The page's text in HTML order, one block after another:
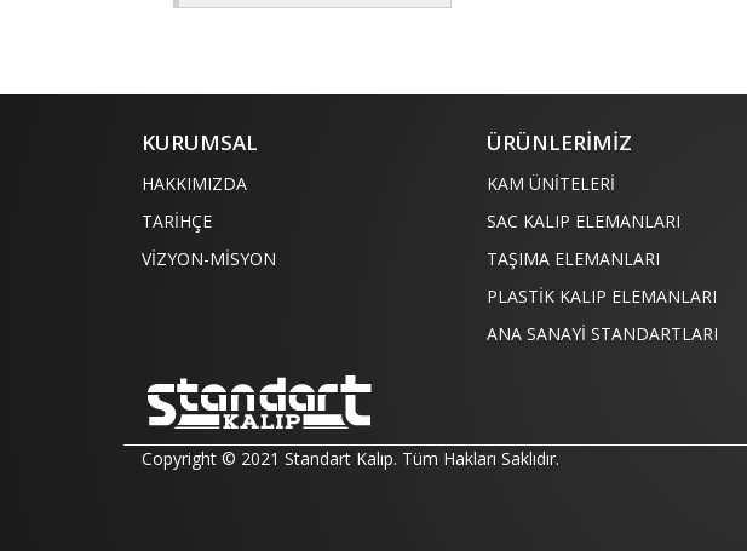
KURUMSAL
HAKKIMIZDA
TARİHÇE
VİZYON-MİSYON
ÜRÜNLERİMİZ
KAM ÜNİTELERİ
SAC KALIP ELEMANLARI
TAŞIMA ELEMANLARI
PLASTİK KALIP ELEMANLARI
ANA SANAYİ STANDARTLARI
Copyright © 2021 Standart Kalıp. Tüm Hakları Saklıdır.